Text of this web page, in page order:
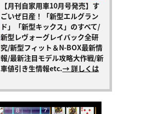
【月刊自家用車10月号発売】す
ごいぜ日産！「新型エルグラン
ド」「新型キックス」のすべて/
新型レヴォーグレイバック全研
究/新型フィット＆N-BOX最新情
報/最新注目モデル攻略大作戦/新
車値引き生情報etc.→ 詳しくは